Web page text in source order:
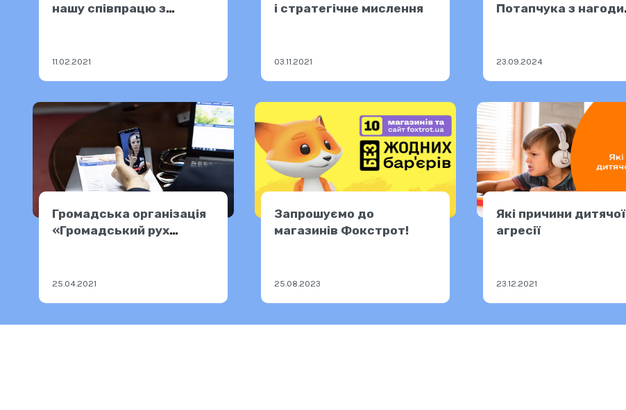
нашу співпрацю з
11.02.2021
і стратегічне мислення
03.11.2021
Потапчука з нагоди
23.09.2024
Громадська організація
«Громадський рух
працівників харківських
25.04.2021
Запрошуємо до
магазинів Фокстрот!
25.08.2023
Які причини дитячої
агресії
23.12.2021